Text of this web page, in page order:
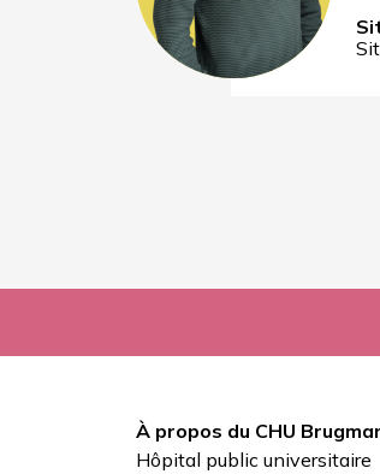
Pied
À propos du CHU
Hôpital public universitaire